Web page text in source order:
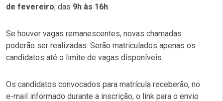
de fevereiro, das 9h às 16h.
Se houver vagas remanescentes, novas chamadas
poderão ser realizadas. Serão matriculados apenas os
candidatos até o limite de vagas disponíveis.
Os candidatos convocados para matrícula receberão, no
e-mail informado durante a inscrição, o link para o envio